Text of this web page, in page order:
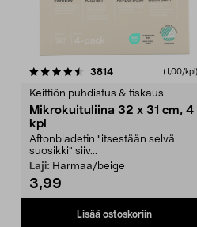
3814arvostelut (1,00/kpl)
Keittiön puhdistus & tiskaus
Mikrokuituliina 32 x 31 cm, 4
kpl
Aftonbladetin "itsestään selvä
suosikki" siiv...
Laji: Harmaa/beige
3,99
Lisää ostoskoriin
4.5viidestä